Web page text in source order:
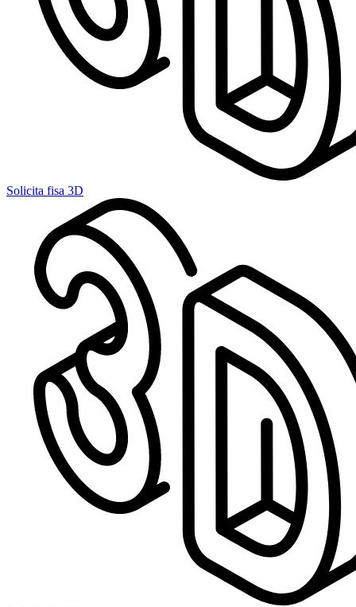
Solicita fisa 3D